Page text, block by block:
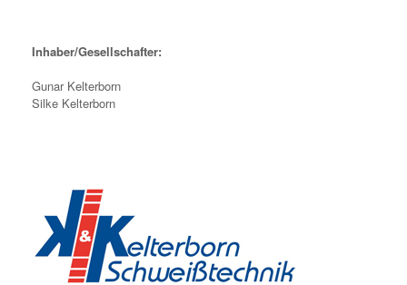
Inhaber/Gesellschafter:
Gunar Kelterborn
Silke Kelterborn